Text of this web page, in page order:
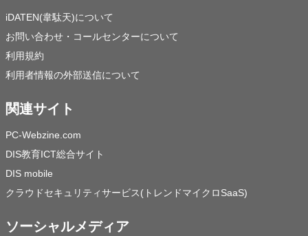
iDATEN(韋駄天)について
お問い合わせ・コールセンターについて
利用規約
利用者情報の外部送信について
関連サイト
PC-Webzine.com
DIS教育ICT総合サイト
DIS mobile
クラウドセキュリティサービス(トレンドマイクロSaaS)
ソーシャルメディア